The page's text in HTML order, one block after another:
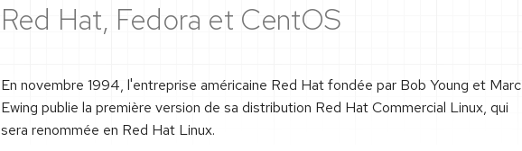
Red Hat, Fedora et CentOS
En novembre 1994, l'entreprise américaine Red Hat fondée par Bob Young et Marc
Ewing publie la première version de sa distribution Red Hat Commercial Linux, qui
sera renommée en Red Hat Linux.